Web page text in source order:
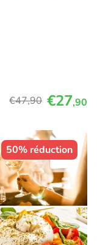
€47,90 €27,90
50% réduction